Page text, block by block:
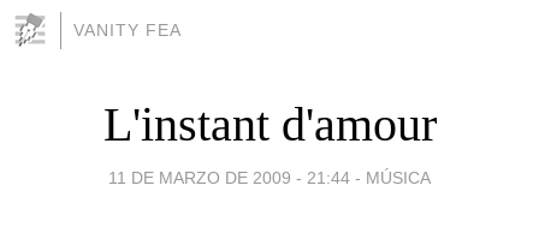
VANITY FEA
L'instant d'amour
11 DE MARZO DE 2009 - 21:44 - MÚSICA